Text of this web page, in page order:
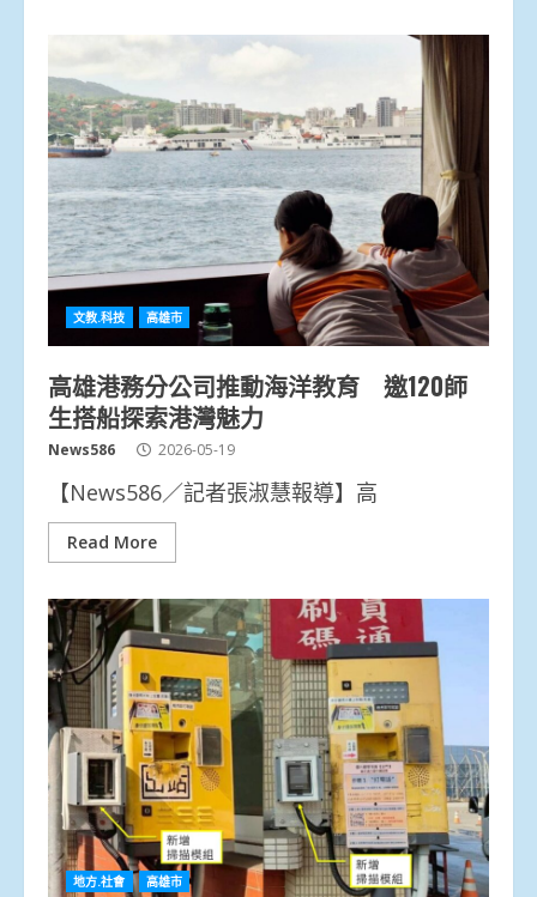
文教.科技 高雄市
高雄港務分公司推動海洋教育 邀120師
生搭船探索港灣魅力
News586 2026-05-19
【News586／記者張淑慧報導】高
Read More
地方.社會 高雄市